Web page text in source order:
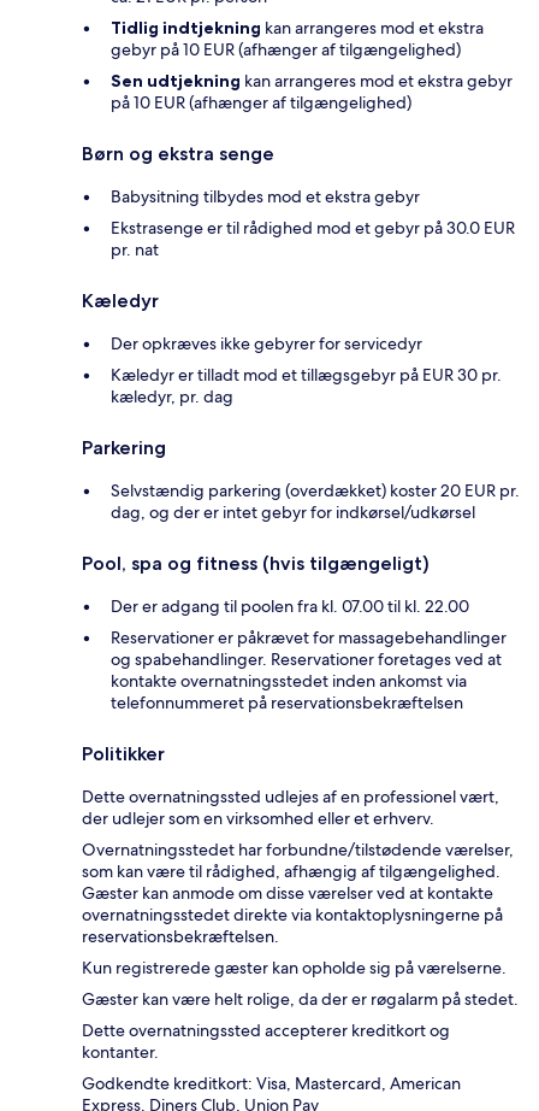
Tidlig indtjekning kan arrangeres mod et ekstra
gebyr på 10 EUR (afhænger af tilgængelighed)
Sen udtjekning kan arrangeres mod et ekstra gebyr
på 10 EUR (afhænger af tilgængelighed)
Børn og ekstra senge
Babysitning tilbydes mod et ekstra gebyr
Ekstrasenge er til rådighed mod et gebyr på 30.0 EUR
pr. nat
Kæledyr
Der opkræves ikke gebyrer for servicedyr
Kæledyr er tilladt mod et tillægsgebyr på EUR 30 pr.
kæledyr, pr. dag
Parkering
Selvstændig parkering (overdækket) koster 20 EUR pr.
dag, og der er intet gebyr for indkørsel/udkørsel
Pool, spa og fitness (hvis tilgængeligt)
Der er adgang til poolen fra kl. 07.00 til kl. 22.00
Reservationer er påkrævet for massagebehandlinger
og spabehandlinger. Reservationer foretages ved at
kontakte overnatningsstedet inden ankomst via
telefonnummeret på reservationsbekræftelsen
Politikker
Dette overnatningssted udlejes af en professionel vært,
der udlejer som en virksomhed eller et erhverv.
Overnatningsstedet har forbundne/tilstødende værelser,
som kan være til rådighed, afhængig af tilgængelighed.
Gæster kan anmode om disse værelser ved at kontakte
overnatningsstedet direkte via kontaktoplysningerne på
reservationsbekræftelsen.
Kun registrerede gæster kan opholde sig på værelserne.
Gæster kan være helt rolige, da der er røgalarm på stedet.
Dette overnatningssted accepterer kreditkort og
kontanter.
Godkendte kreditkort: Visa, Mastercard, American
Express, Diners Club, Union Pay